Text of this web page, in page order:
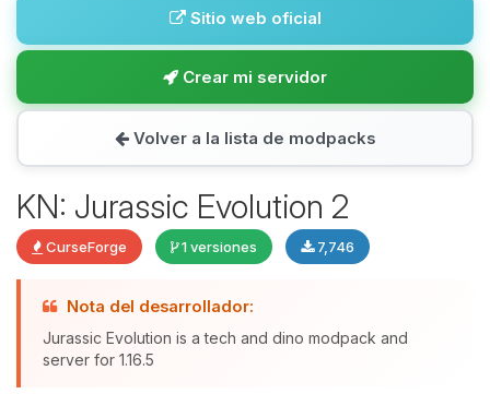
Sitio web oficial
Crear mi servidor
Volver a la lista de modpacks
KN: Jurassic Evolution 2
CurseForge 1 versiones 7,746
Nota del desarrollador:
Jurassic Evolution is a tech and dino modpack and
server for 1.16.5
Yupi, por fin alguien con quien
hablar! Soy Choupy, tu pequeno
asistente de BoxToPlay. Cuentame